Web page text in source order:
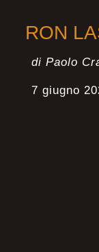
RON
di Paolo
7 giugno